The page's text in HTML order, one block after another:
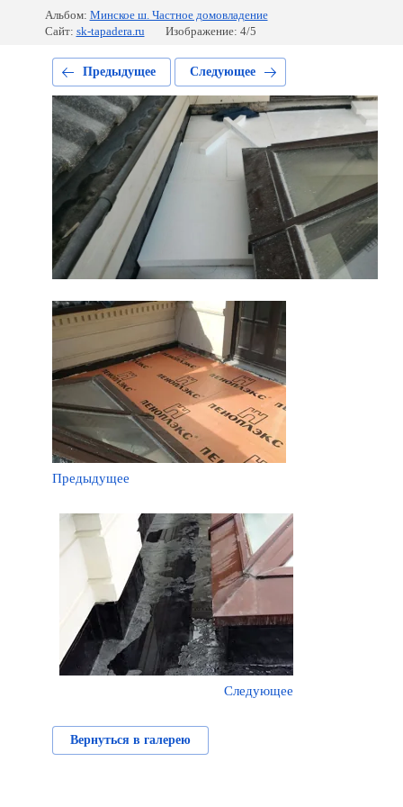
Альбом: Минское ш. Частное домовладение
Сайт: sk-tapadera.ru Изображение: 4/5
Предыдущее Следующее
Предыдущее
Следующее
Вернуться в галерею